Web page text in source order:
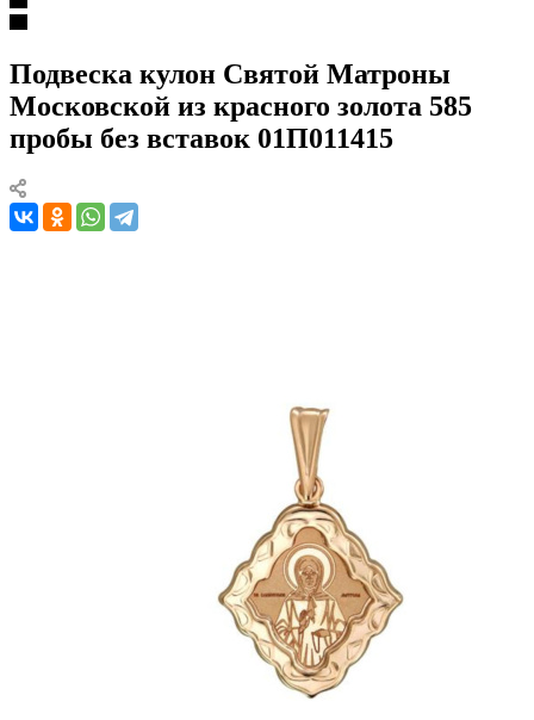
Подвеска кулон Святой Матроны
Московской из красного золота 585
пробы без вставок 01П011415